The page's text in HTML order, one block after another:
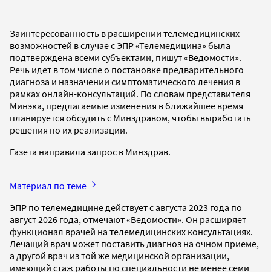
Заинтересованность в расширении телемедицинских
возможностей в случае с ЭПР «Телемедицина» была
подтверждена всеми субъектами, пишут «Ведомости».
Речь идет в том числе о постановке предварительного
диагноза и назначении симптоматического лечения в
рамках онлайн-консультаций. По словам представителя
Минэка, предлагаемые изменения в ближайшее время
планируется обсудить с Минздравом, чтобы выработать
решения по их реализации.
Газета направила запрос в Минздрав.
Материал по теме
ЭПР по телемедицине действует с августа 2023 года по
август 2026 года, отмечают «Ведомости». Он расширяет
функционал врачей на телемедицинских консультациях.
Лечащий врач может поставить диагноз на очном приеме,
а другой врач из той же медицинской организации,
имеющий стаж работы по специальности не менее семи